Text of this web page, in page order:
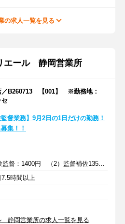
の求人一覧を見る
エール 静岡営業所
／B260713 【001】 ※勤務地：
監督業務】9月2日の1日だけの勤務！
集！！
（1）試験監督：1400円 （2）監督補佐1350円
時間以上
静岡営業所の求人一覧を見る